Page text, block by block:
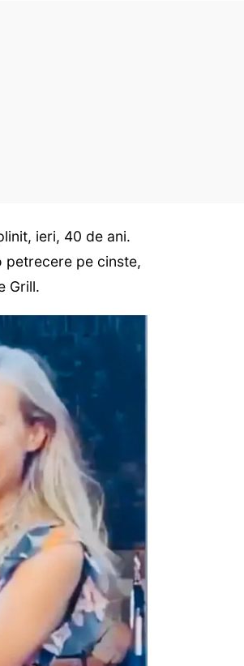
ieri, 40 de ani.
pe cinste,
Grill.